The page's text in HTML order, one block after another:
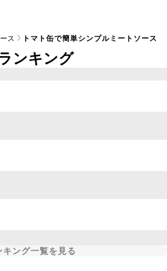
ス トマト缶で簡単シンプルミートソース
ンキング
キング一覧を見る